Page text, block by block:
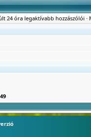
24 óra legaktívabb hozzászólói ·